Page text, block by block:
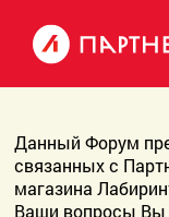
Данный Форум
связанных с
магазина
Ваши вопросы Вы